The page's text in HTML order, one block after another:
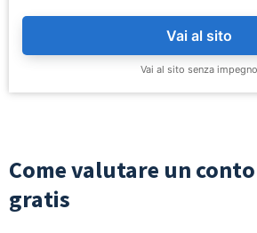
Vai al sito
Vai al sito senza impegno
Come valutare un
gratis